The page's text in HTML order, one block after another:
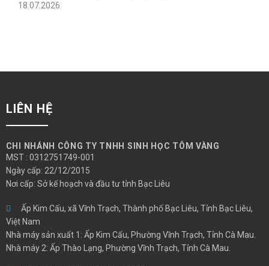
18.07.2026
LIÊN HỆ
CHI NHÁNH CÔNG TY TNHH SINH HỌC TÔM VÀNG
MST : 0312751749-001
Ngày cấp: 22/12/2015
Nơi cấp: Sở kế hoạch và đầu tư tỉnh Bạc Liêu
Ấp Kim Cấu, xã Vĩnh Trạch, Thành phố Bạc Liêu, Tỉnh Bạc Liêu,
Việt Nam
Nhà máy sản xuất 1: Ấp Kim Cấu, Phường Vĩnh Trạch, Tỉnh Cà Mau.
Nhà máy 2: Ấp Thào Lạng, Phường Vĩnh Trạch, Tỉnh Cà Mau.